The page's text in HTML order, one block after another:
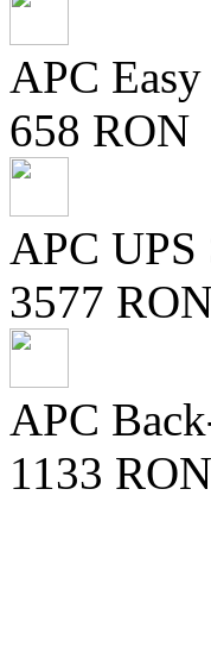
APC
658 RON
APC
3577
APC
1133 RON